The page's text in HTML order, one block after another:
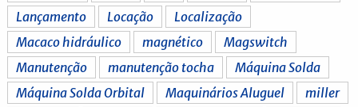
Lançamento
Locação
Localização
Macaco hidráulico
magnético
Magswitch
Manutenção
manutenção tocha
Máquina Solda
Máquina Solda Orbital
Maquinários Aluguel
miller